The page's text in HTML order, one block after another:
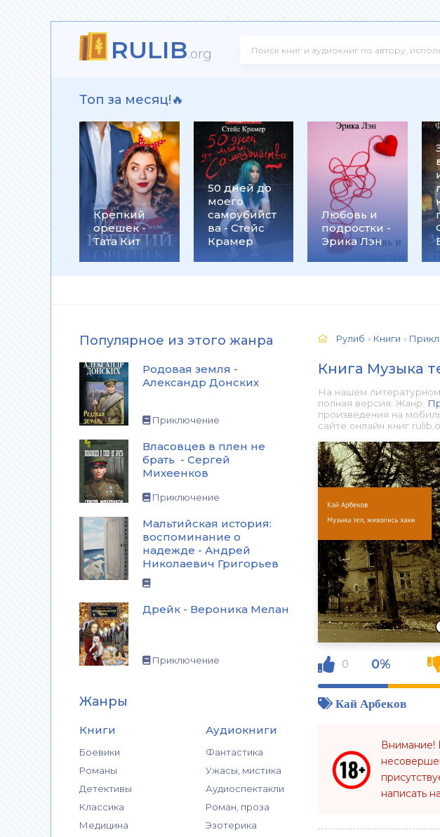
RULIB.org
Топ за месяц!🔥
Крепкий
орешек -
Тата Кит
50 дней до
моего
самоубийст
ва - Стейс
Крамер
Любовь и
подростки -
Эрика Лэн
Популярное из этого жанра
Родовая земля -
Александр Донских
Приключение
Власовцев в плен не
брать - Сергей
Михеенков
Приключение
Мальтийская история:
воспоминание о
надежде - Андрей
Николаевич Григорьев
Дрейк - Вероника Мелан
Приключение
Жанры
Книги
Боевики
Романы
Детективы
Классика
Медицина
Аудиокниги
Фантастика
Ужасы, мистика
Аудиоспектакли
Роман, проза
Эзотерика
Рулиб » Книги »
Книга Музыка
На нашем
полная версия. Жанр:
произведения на
сайте онлайн книг
0 0%
Кай Арбеков
Внимание!
написать
Донских
- Сергей Михеенков
о надежде - Андрей Николаевич Григорьев